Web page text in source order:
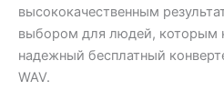
высококачественным
выбором для людей, которым
надежный бесплатный
WAV.